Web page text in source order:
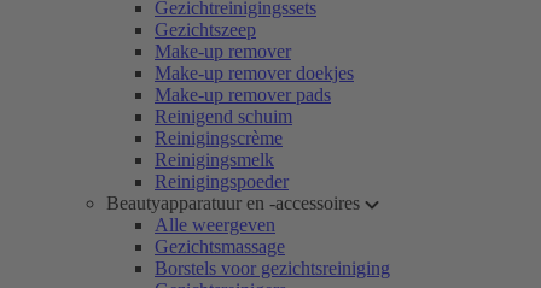
Gezichtreinigingssets
Gezichtszeep
Make-up remover
Make-up remover doekjes
Make-up remover pads
Reinigend schuim
Reinigingscrème
Reinigingsmelk
Reinigingspoeder
Beautyapparatuur en -accessoires
Alle weergeven
Gezichtsmassage
Borstels voor gezichtsreiniging